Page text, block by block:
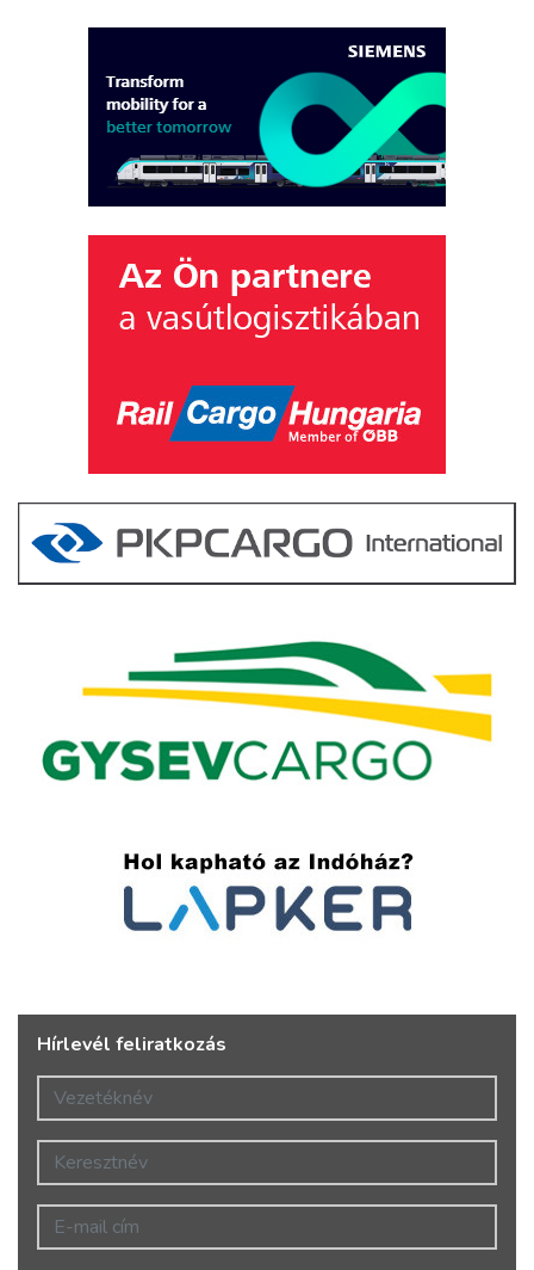
Hírlevél feliratkozás
Vezetéknév
Keresztnév
E-mail cím